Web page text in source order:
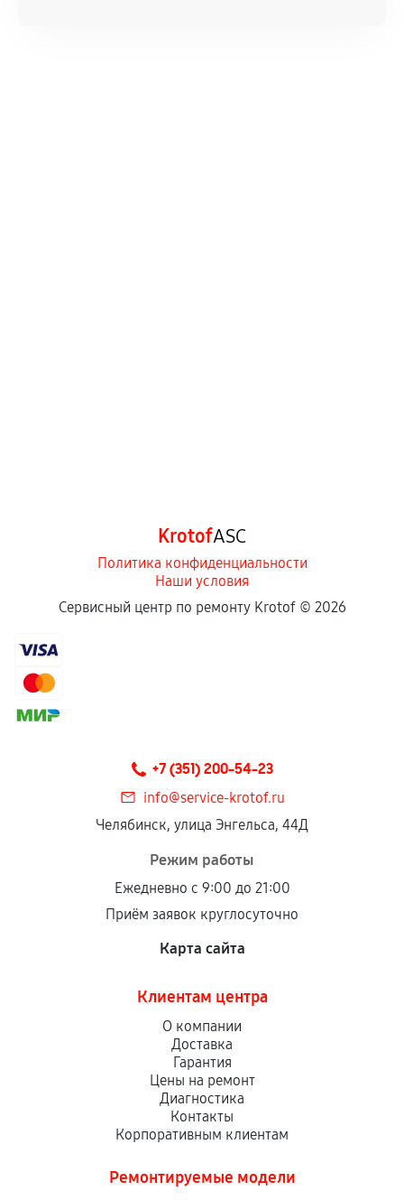
KrotofASC
Политика конфиденциальности
Наши условия
Сервисный центр по ремонту Krotof © 2026
+7 (351) 200-54-23
info@service-krotof.ru
Челябинск, улица Энгельса, 44Д
Режим работы
Ежедневно с 9:00 до 21:00
Приём заявок круглосуточно
Карта сайта
Клиентам центра
О компании
Доставка
Гарантия
Цены на ремонт
Диагностика
Контакты
Корпоративным клиентам
Ремонтируемые модели